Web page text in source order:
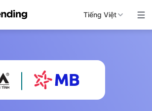
Tiếng Việt